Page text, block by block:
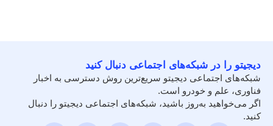
دیجیتو را در شبکه‌های اجتماعی دنبال کنید
شبکه‌های اجتماعی دیجیتو سریع‌ترین روش دسترسی به اخبار
فناوری، علم و خودرو است.
اگر می‌خواهید به‌روز باشید، شبکه‌های اجتماعی دیجیتو را دنبال
کنید.